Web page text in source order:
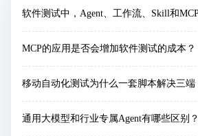
MCP的应用是否会增加软件测试的成本？
通用大模型和行业专属Agent有哪些区别？